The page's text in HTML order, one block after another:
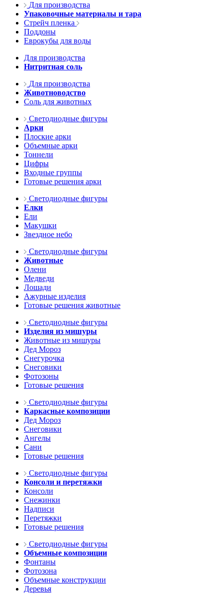
Для производства
Упаковочные материалы и тара
Стрейч пленка
Поддоны
Еврокубы для воды
Для производства
Нитритная соль
Для производства
Животноводство
Соль для животных
Светодиодные фигуры
Арки
Плоские арки
Объемные арки
Тоннели
Цифры
Входные группы
Готовые решения арки
Светодиодные фигуры
Елки
Ели
Макушки
Звездное небо
Светодиодные фигуры
Животные
Олени
Медведи
Лошади
Ажурные изделия
Готовые решения животные
Светодиодные фигуры
Изделия из мишуры
Животные из мишуры
Дед Мороз
Снегурочка
Снеговики
Фотозоны
Готовые решения
Светодиодные фигуры
Каркасные композиции
Дед Мороз
Снеговики
Ангелы
Сани
Готовые решения
Светодиодные фигуры
Консоли и перетяжки
Консоли
Снежинки
Надписи
Перетяжки
Готовые решения
Светодиодные фигуры
Объемные композиции
Фонтаны
Фотозона
Объемные конструкции
Деревья